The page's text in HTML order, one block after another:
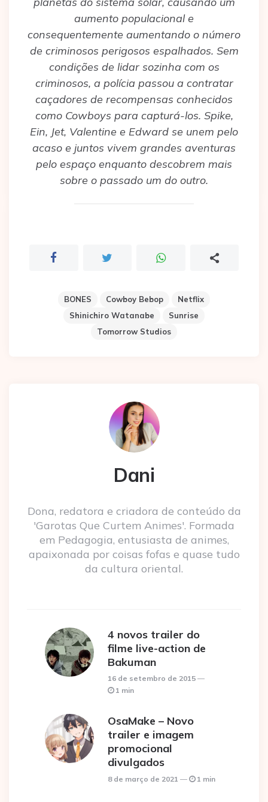
aumento populacional e
consequentemente aumentando o número
de criminosos perigosos espalhados. Sem
condições de lidar sozinha com os
criminosos, a polícia passou a contratar
caçadores de recompensas conhecidos
como Cowboys para capturá-los. Spike,
Ein, Jet, Valentine e Edward se unem pelo
acaso e juntos vivem grandes aventuras
pelo espaço enquanto descobrem mais
sobre o passado um do outro.
BONES Cowboy Bebop
Netflix
Shinichiro Watanabe
Sunrise
Tomorrow Studios
Dani
Dona, redatora e criadora de conteúdo da
'Garotas Que Curtem Animes'. Formada
em Pedagogia, entusiasta de animes,
apaixonada por coisas fofas e quase tudo
da cultura oriental.
4 novos trailer do
filme live-action de
Bakuman
16 de setembro de 2015
1 min
OsaMake – Novo
trailer e imagem
promocional
divulgados
8 de março de 2021 1 min